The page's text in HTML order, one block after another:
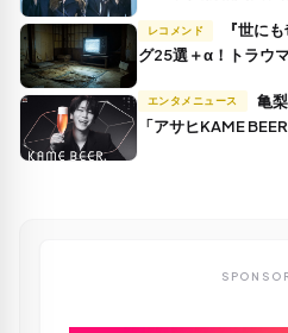
レコメンド
グ25選＋α！トラウ
エンタメニュース
「アサヒKAME